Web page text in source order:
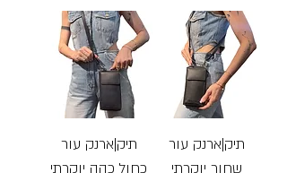
תיק|ארנק עור
שחור יוקרתי
תיק|ארנק עור
כחול כהה יוקרתי